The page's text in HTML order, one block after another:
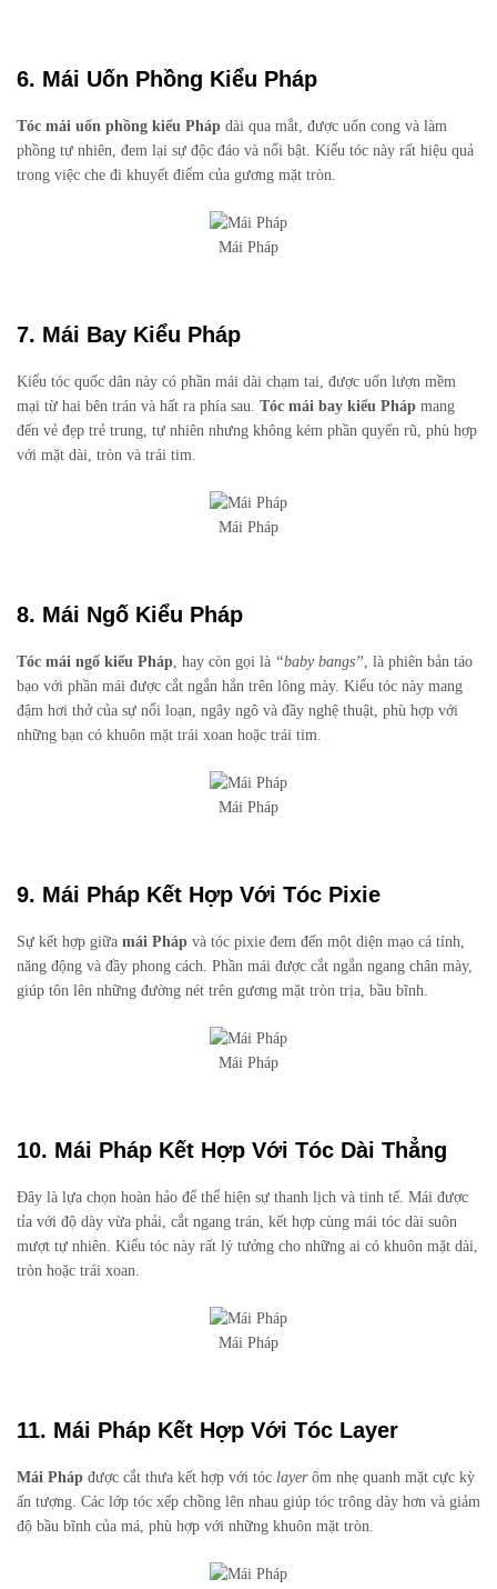
6. Mái Uốn Phồng Kiểu Pháp
Tóc mái uốn phồng kiểu Pháp dài qua mắt, được uốn cong và làm
phồng tự nhiên, đem lại sự độc đáo và nổi bật. Kiểu tóc này rất hiệu quả
trong việc che đi khuyết điểm của gương mặt tròn.
Mái Pháp
7. Mái Bay Kiểu Pháp
Kiểu tóc quốc dân này có phần mái dài chạm tai, được uốn lượn mềm
mại từ hai bên trán và hất ra phía sau. Tóc mái bay kiểu Pháp mang
đến vẻ đẹp trẻ trung, tự nhiên nhưng không kém phần quyến rũ, phù hợp
với mặt dài, tròn và trái tim.
Mái Pháp
8. Mái Ngố Kiểu Pháp
Tóc mái ngố kiểu Pháp, hay còn gọi là “baby bangs”, là phiên bản táo
bạo với phần mái được cắt ngắn hẳn trên lông mày. Kiểu tóc này mang
đậm hơi thở của sự nổi loạn, ngây ngô và đầy nghệ thuật, phù hợp với
những bạn có khuôn mặt trái xoan hoặc trái tim.
Mái Pháp
9. Mái Pháp Kết Hợp Với Tóc Pixie
Sự kết hợp giữa mái Pháp và tóc pixie đem đến một diện mạo cá tính,
năng động và đầy phong cách. Phần mái được cắt ngắn ngang chân mày,
giúp tôn lên những đường nét trên gương mặt tròn trịa, bầu bĩnh.
Mái Pháp
10. Mái Pháp Kết Hợp Với Tóc Dài Thẳng
Đây là lựa chọn hoàn hảo để thể hiện sự thanh lịch và tinh tế. Mái được
tỉa với độ dày vừa phải, cắt ngang trán, kết hợp cùng mái tóc dài suôn
mượt tự nhiên. Kiểu tóc này rất lý tưởng cho những ai có khuôn mặt dài,
tròn hoặc trái xoan.
Mái Pháp
11. Mái Pháp Kết Hợp Với Tóc Layer
Mái Pháp được cắt thưa kết hợp với tóc layerôm nhẹ quanh mặt cực kỳ
ấn tượng. Các lớp tóc xếp chồng lên nhau giúp tóc trông dày hơn và giảm
độ bầu bĩnh của má, phù hợp với những khuôn mặt tròn.